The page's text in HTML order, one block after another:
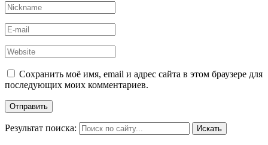
Сохранить моё имя, email и адрес сайта в этом браузере для
последующих моих комментариев.
Результат поиска: